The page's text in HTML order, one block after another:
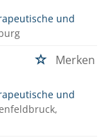
und
Merken
und